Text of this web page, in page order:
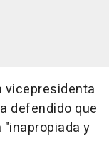
vicepresidenta
defendido que
y